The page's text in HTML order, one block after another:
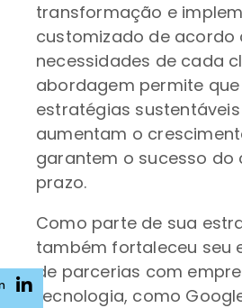
transformação e
customizado de acordo
necessidades de cada
abordagem permite
estratégias
aumentam o
garantem o sucesso do
prazo.
Como parte de sua
também fortaleceu seu
de parcerias com
tecnologia, como